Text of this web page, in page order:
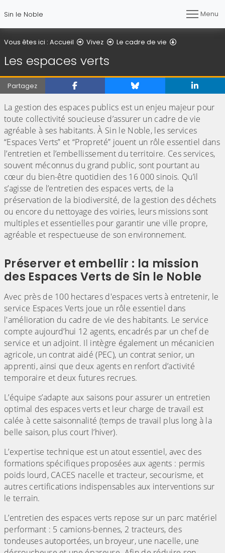
Sin le Noble Menu
Vous êtes ici : Accueil Vivez Le cadre de vie
Les espaces verts
Partagez
La gestion des espaces publics est un enjeu majeur pour
toute collectivité soucieuse d’assurer un cadre de vie
agréable à ses habitants. À Sin le Noble, les services
“Espaces Verts” et “Propreté” jouent un rôle essentiel dans
l’entretien et l’embellissement du territoire. Ces services,
souvent méconnus du grand public, sont pourtant au
cœur du bien-être quotidien des 16 000 sinois. Qu’il
s’agisse de l’entretien des espaces verts, de la
préservation de la biodiversité, de la gestion des déchets
ou encore du nettoyage des voiries, leurs missions sont
multiples et essentielles pour garantir une ville propre,
agréable et respectueuse de son environnement.
Préserver et embellir : la mission
des Espaces Verts de Sin le Noble
Avec près de 100 hectares d'espaces verts à entretenir, le
service Espaces Verts joue un rôle essentiel dans
l'amélioration du cadre de vie des habitants. Le service
compte aujourd’hui 12 agents, encadrés par un chef de
service et un adjoint. Il intègre également un mécanicien
agricole, un contrat aidé (PEC), un contrat senior, un
apprenti, ainsi que deux agents en renfort d’activité
temporaire et deux futures recrues.
L’équipe s’adapte aux saisons pour assurer un entretien
optimal des espaces verts et leur charge de travail est
calée à cette saisonnalité (temps de travail plus long à la
belle saison, plus court l’hiver).
L’expertise technique est un atout essentiel, avec des
formations spécifiques proposées aux agents : permis
poids lourd, CACES nacelle et tracteur, secourisme, et
autres certifications indispensables aux interventions sur
le terrain.
L’entretien des espaces verts repose sur un parc matériel
performant : 5 camions-bennes, 2 tracteurs, des
tondeuses autoportées, un broyeur, une nacelle, une